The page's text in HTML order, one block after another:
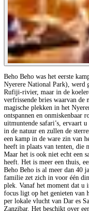
Beho Beho was het eerste
Nyerere National Park), werd
Rufiji-rivier, maar in de
verfrissende bries waarvan de
magische plekken in het
ontspannen en onmiskenbaar
uitmuntende safari’s, ervaart
in de natuur en zullen de
een kamp in de ware zin van
heeft in plaats van tenten, die
Maar het is ook niet echt een
heeft. Het is meer een thuis,
Beho Beho is al meer dan 40
familie zet zich in voor één
plek. Vanaf het moment dat u
focus ligt op het genieten
per lokale vlucht van Dar es
Zanzibar. Het beschikt over